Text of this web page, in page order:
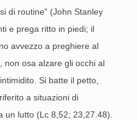
di routine” (John Stanley
e prega ritto in piedi; il
avvezzo a preghiere al
non osa alzare gli occhi al
Si batte il petto,
a situazioni di
un lutto (Lc 8,52; 23,27.48).